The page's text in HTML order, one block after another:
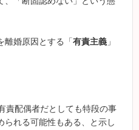
離婚原因とする「有責主義 」
責配偶者だとしても特段の事
られる可能性もある、と示し